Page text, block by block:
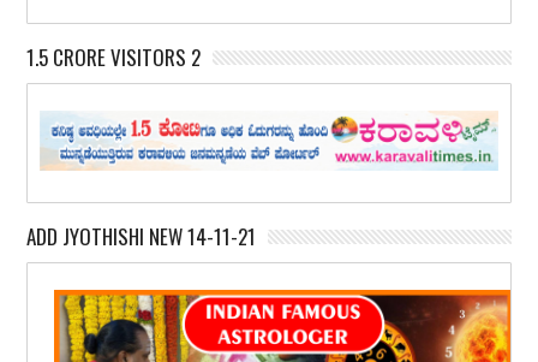
1.5 CRORE VISITORS 2
ADD JYOTHISHI NEW 14-11-21